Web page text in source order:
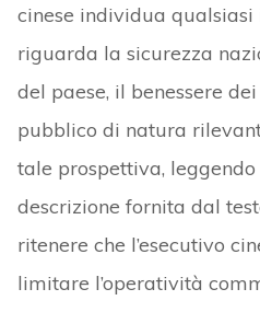
cinese individua qualsiasi
riguarda la sicurezza
del paese, il benessere
pubblico di natura
tale prospettiva,
descrizione fornita dal
ritenere che l’esecutivo
limitare l’operatività